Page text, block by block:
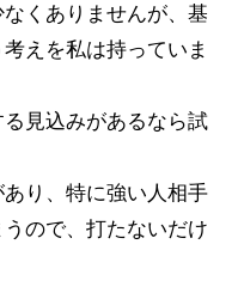
くありませんが、基
えを私は持っていま
見込みがあるなら試
り、特に強い人相手
ので、打たないだけ